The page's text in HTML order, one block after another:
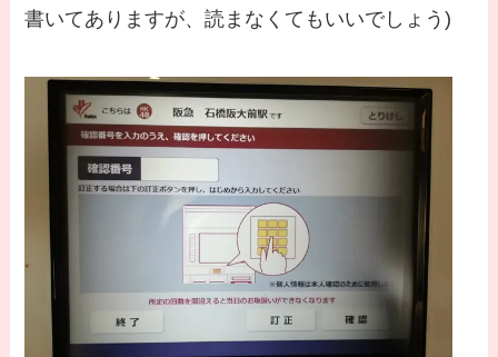
書いてありますが、読まなくてもいいでしょう)